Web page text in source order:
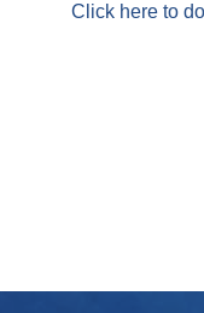
Click here to